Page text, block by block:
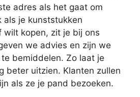
adres als het gaat om
als je kunststukken
wilt kopen, zit je bij ons
we advies en zijn we
bemiddelen. Zo laat je
beter uitzien. Klanten zullen
als ze je pand bezoeken.